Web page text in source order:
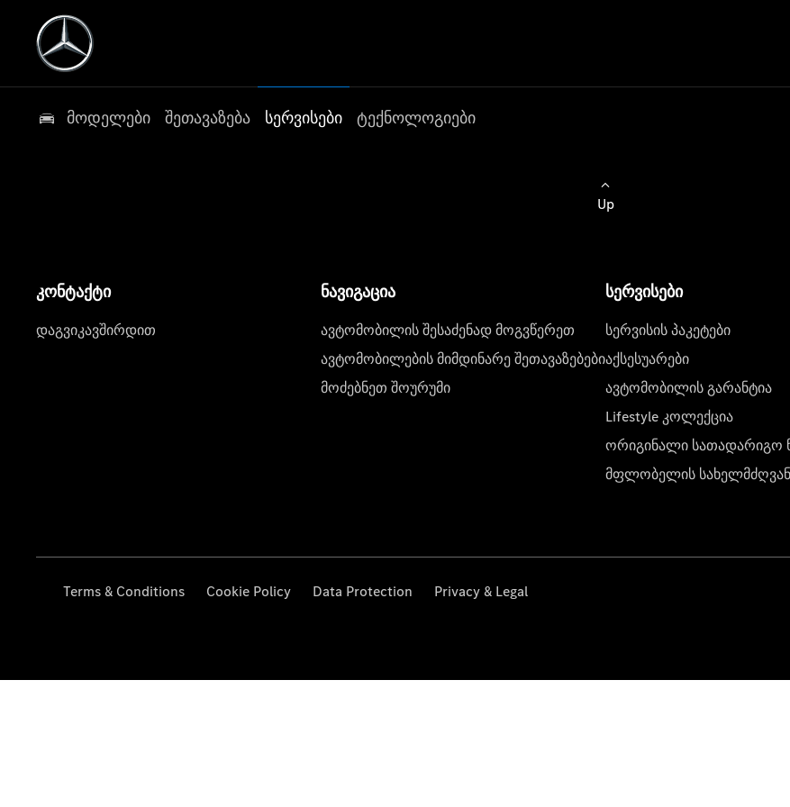
მოდელები შეთავაზება სერვისები ტექნოლოგიები
Up
კონტაქტი
დაგვიკავშირდით
ნავიგაცია
ავტომობილის შესაძენად მოგვწერეთ
ავტომობილების მიმდინარე შეთავაზებები
მოძებნეთ შოურუმი
სერვისები
სერვისის პაკეტები
აქსესუარები
ავტომობილის გარანტია
Lifestyle კოლექცია
ორიგინალი სათადარიგო
მფლობელის
Terms & Conditions Cookie Policy Data Protection Privacy & Legal